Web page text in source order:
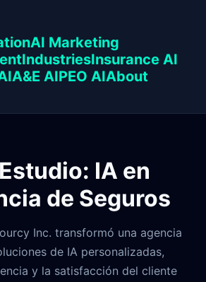
AI Marketing
IndustriesInsurance AI
A&E AIPEO AIAbout
IA en
de Seguros
Inc. transformó una agencia
de IA personalizadas,
y la satisfacción del cliente